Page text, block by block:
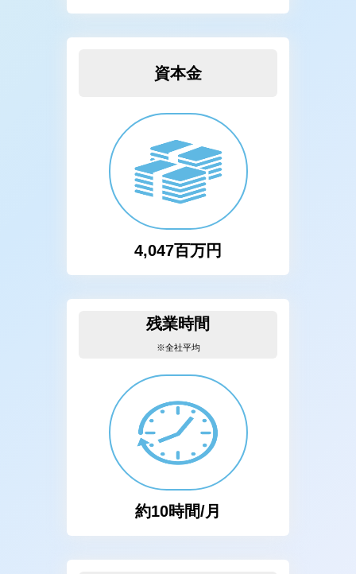
資本金
4,047百万円
残業時間
※全社平均
約10時間/月